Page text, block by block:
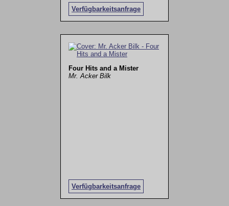
Verfügbarkeitsanfrage
Four Hits and a Mister
Mr. Acker Bilk
Verfügbarkeitsanfrage